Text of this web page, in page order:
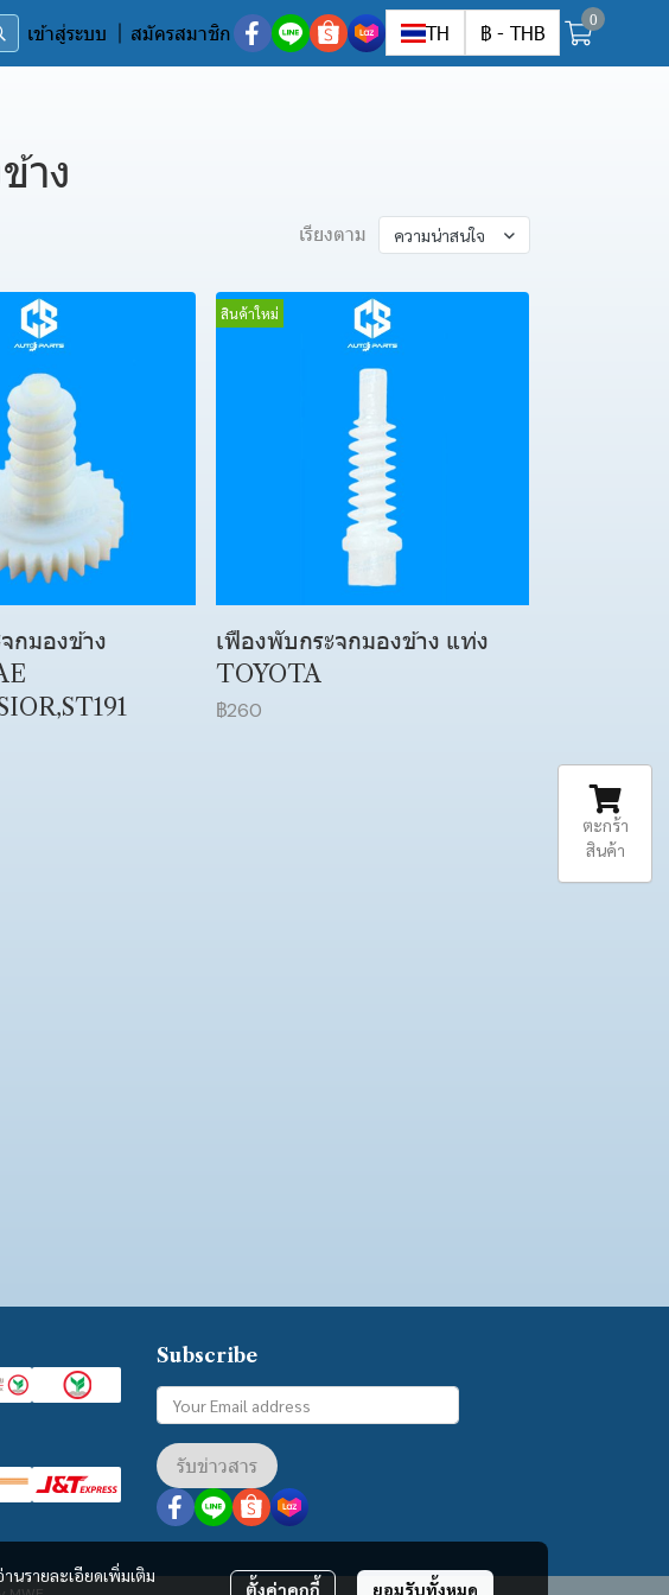
เข้าสู่ระบบ สมัครสมาชิก TH ฿ - THB
0
าง
เรียงตาม ความน่าสนใจ
กมองข้าง
สินค้าใหม่
เฟืองพับกระจกมองข้าง แท่ง
TOYOTA
฿260
นรายละเอียดเพิ่มเติม
ตั้งค่าคุกกี้ ยอมรับทั้งหมด
Subscribe
รับข่าวสาร
ตะกร้า
สินค้า